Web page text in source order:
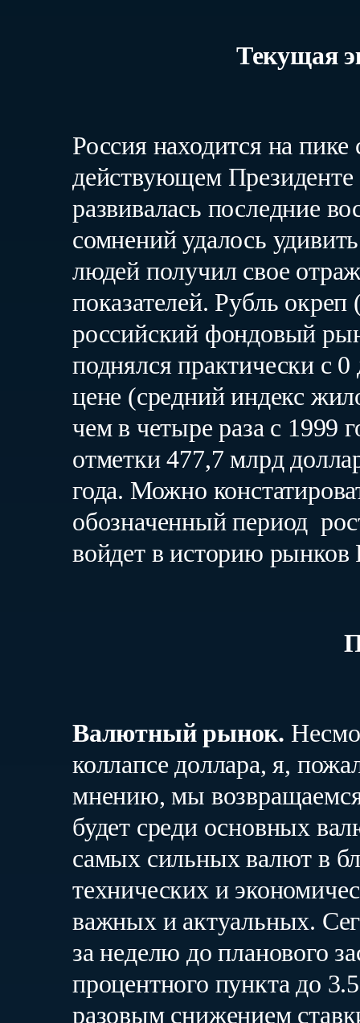
Текущая
Россия находится на
действующем Президенте
развивалась последние
сомнений удалось
людей получил свое
показателей. Рубль
российский фондовый
поднялся практически с
цене (средний индекс
чем в четыре раза с 1999
отметки 477,7 млрд
года. Можно
обозначенный период
войдет в историю
Валютный рынок.
коллапсе доллара, я,
мнению, мы возвращаемся
будет среди основных
самых сильных валют в
технических и
важных и актуальных.
за неделю до планового
процентного пункта до
разовым снижением